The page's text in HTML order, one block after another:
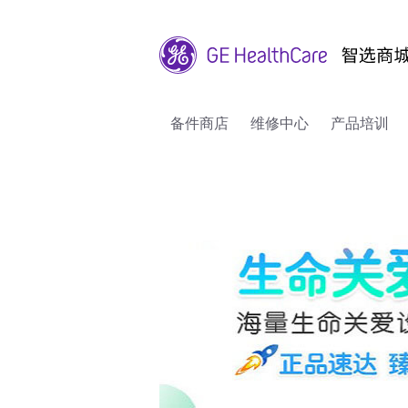
备件商店 维修中心 产品培训